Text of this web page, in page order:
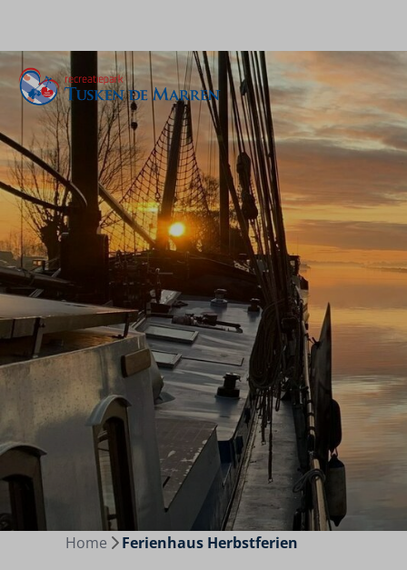
Home Ferienhaus Herbstferien